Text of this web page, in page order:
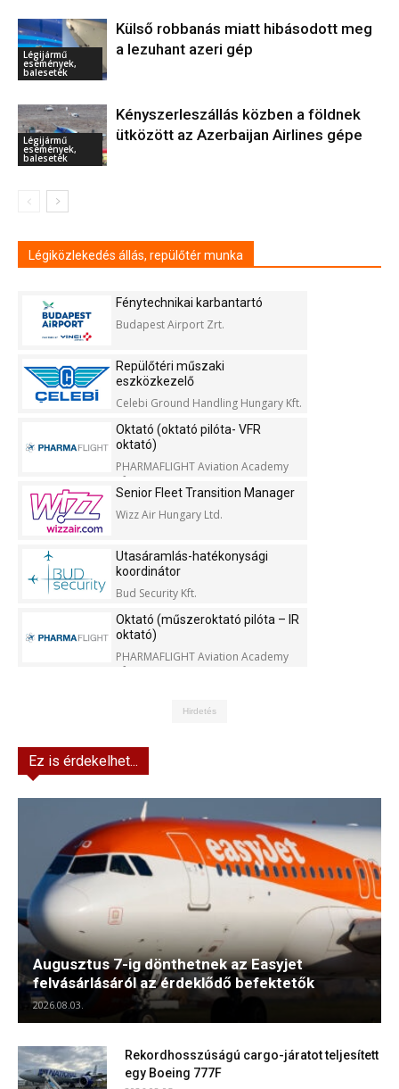
Légijármű
események,
balesetek
Külső robbanás miatt hibásodott meg
a lezuhant azeri gép
Légijármű
események,
balesetek
Kényszerleszállás közben a földnek
ütközött az Azerbaijan Airlines gépe
Légiközlekedés állás, repülőtér munka
Fénytechnikai karbantartó
Budapest Airport Zrt.
Repülőtéri műszaki
eszközkezelő
Celebi Ground Handling Hungary Kft.
Oktató (oktató pilóta- VFR
oktató)
PHARMAFLIGHT Aviation Academy
Kft.
Senior Fleet Transition Manager
Wizz Air Hungary Ltd.
Utasáramlás-hatékonysági
koordinátor
Bud Security Kft.
Oktató (műszeroktató pilóta – IR
oktató)
PHARMAFLIGHT Aviation Academy
Kft.
Hirdetés
Ez is érdekelhet...
Augusztus 7-ig dönthetnek az Easyjet
felvásárlásáról az érdeklődő befektetők
2026.08.03.
Rekordhosszúságú cargo-járatot teljesített
egy Boeing 777F